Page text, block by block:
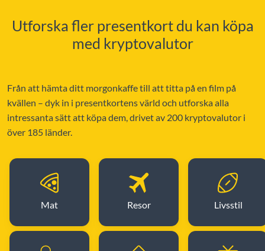
Utforska fler presentkort du kan köpa
med kryptovalutor
Från att hämta ditt morgonkaffe till att titta på en film på
kvällen – dyk in i presentkortens värld och utforska alla
intressanta sätt att köpa dem, drivet av 200 kryptovalutor i
över 185 länder.
Mat Resor Livsstil